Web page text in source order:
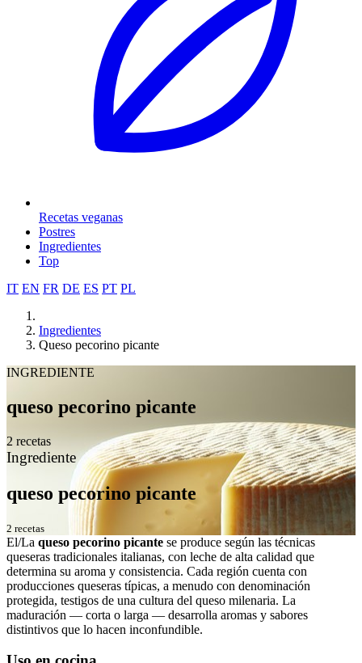
Recetas veganas
Postres
Ingredientes
Top
IT EN FR DE ES PT PL
Ingredientes
Queso pecorino picante
INGREDIENTE
queso pecorino picante
2 recetas
Ingrediente
queso pecorino picante
2 recetas
El/La queso pecorino picante se produce según las técnicas
queseras tradicionales italianas, con leche de alta calidad que
determina su aroma y consistencia. Cada región cuenta con
producciones queseras típicas, a menudo con denominación
protegida, testigos de una cultura del queso milenaria. La
maduración — corta o larga — desarrolla aromas y sabores
distintivos que lo hacen inconfundible.